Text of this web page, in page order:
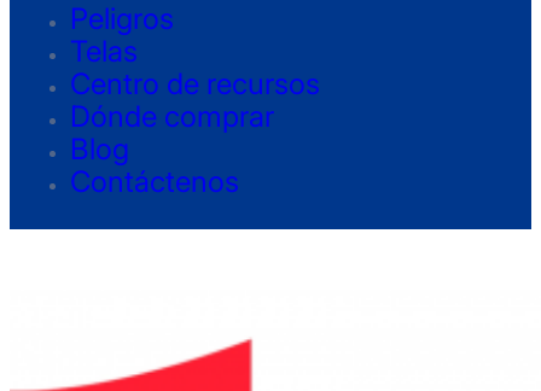
Peligros
Telas
Centro de recursos
Dónde comprar
Blog
Contáctenos